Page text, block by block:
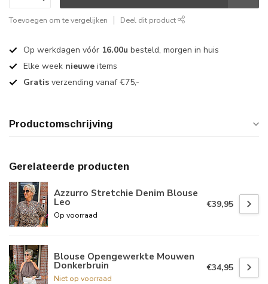
Toevoegen om te vergelijken Deel dit product
Op werkdagen vóór 16.00u besteld, morgen in huis
Elke week nieuwe items
Gratis verzending vanaf €75,-
Productomschrijving
Gerelateerde producten
Azzurro Stretchie Denim Blouse
Leo
Op voorraad
€39,95
Blouse Opengewerkte Mouwen
Donkerbruin
Niet op voorraad
€34,95